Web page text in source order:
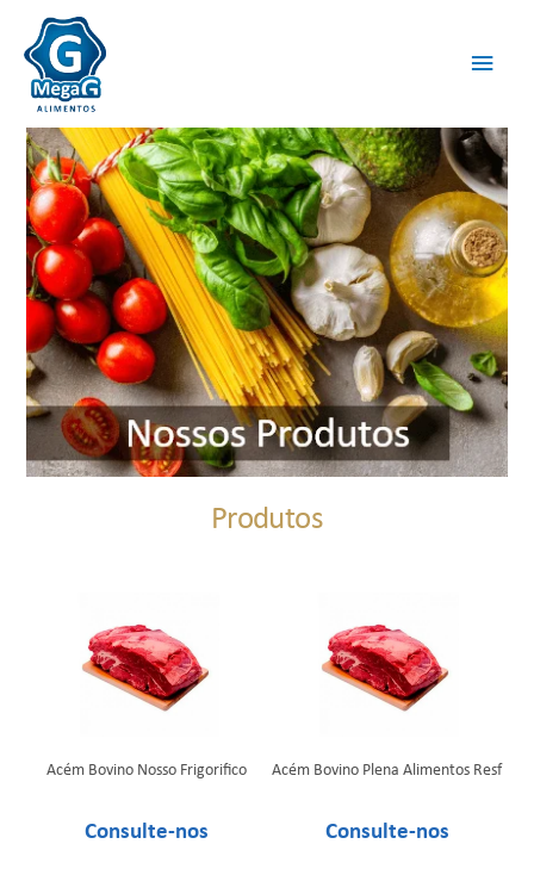
Produtos
Acém Bovino Nosso Frigorifico Acém Bovino Plena Alimentos Resf